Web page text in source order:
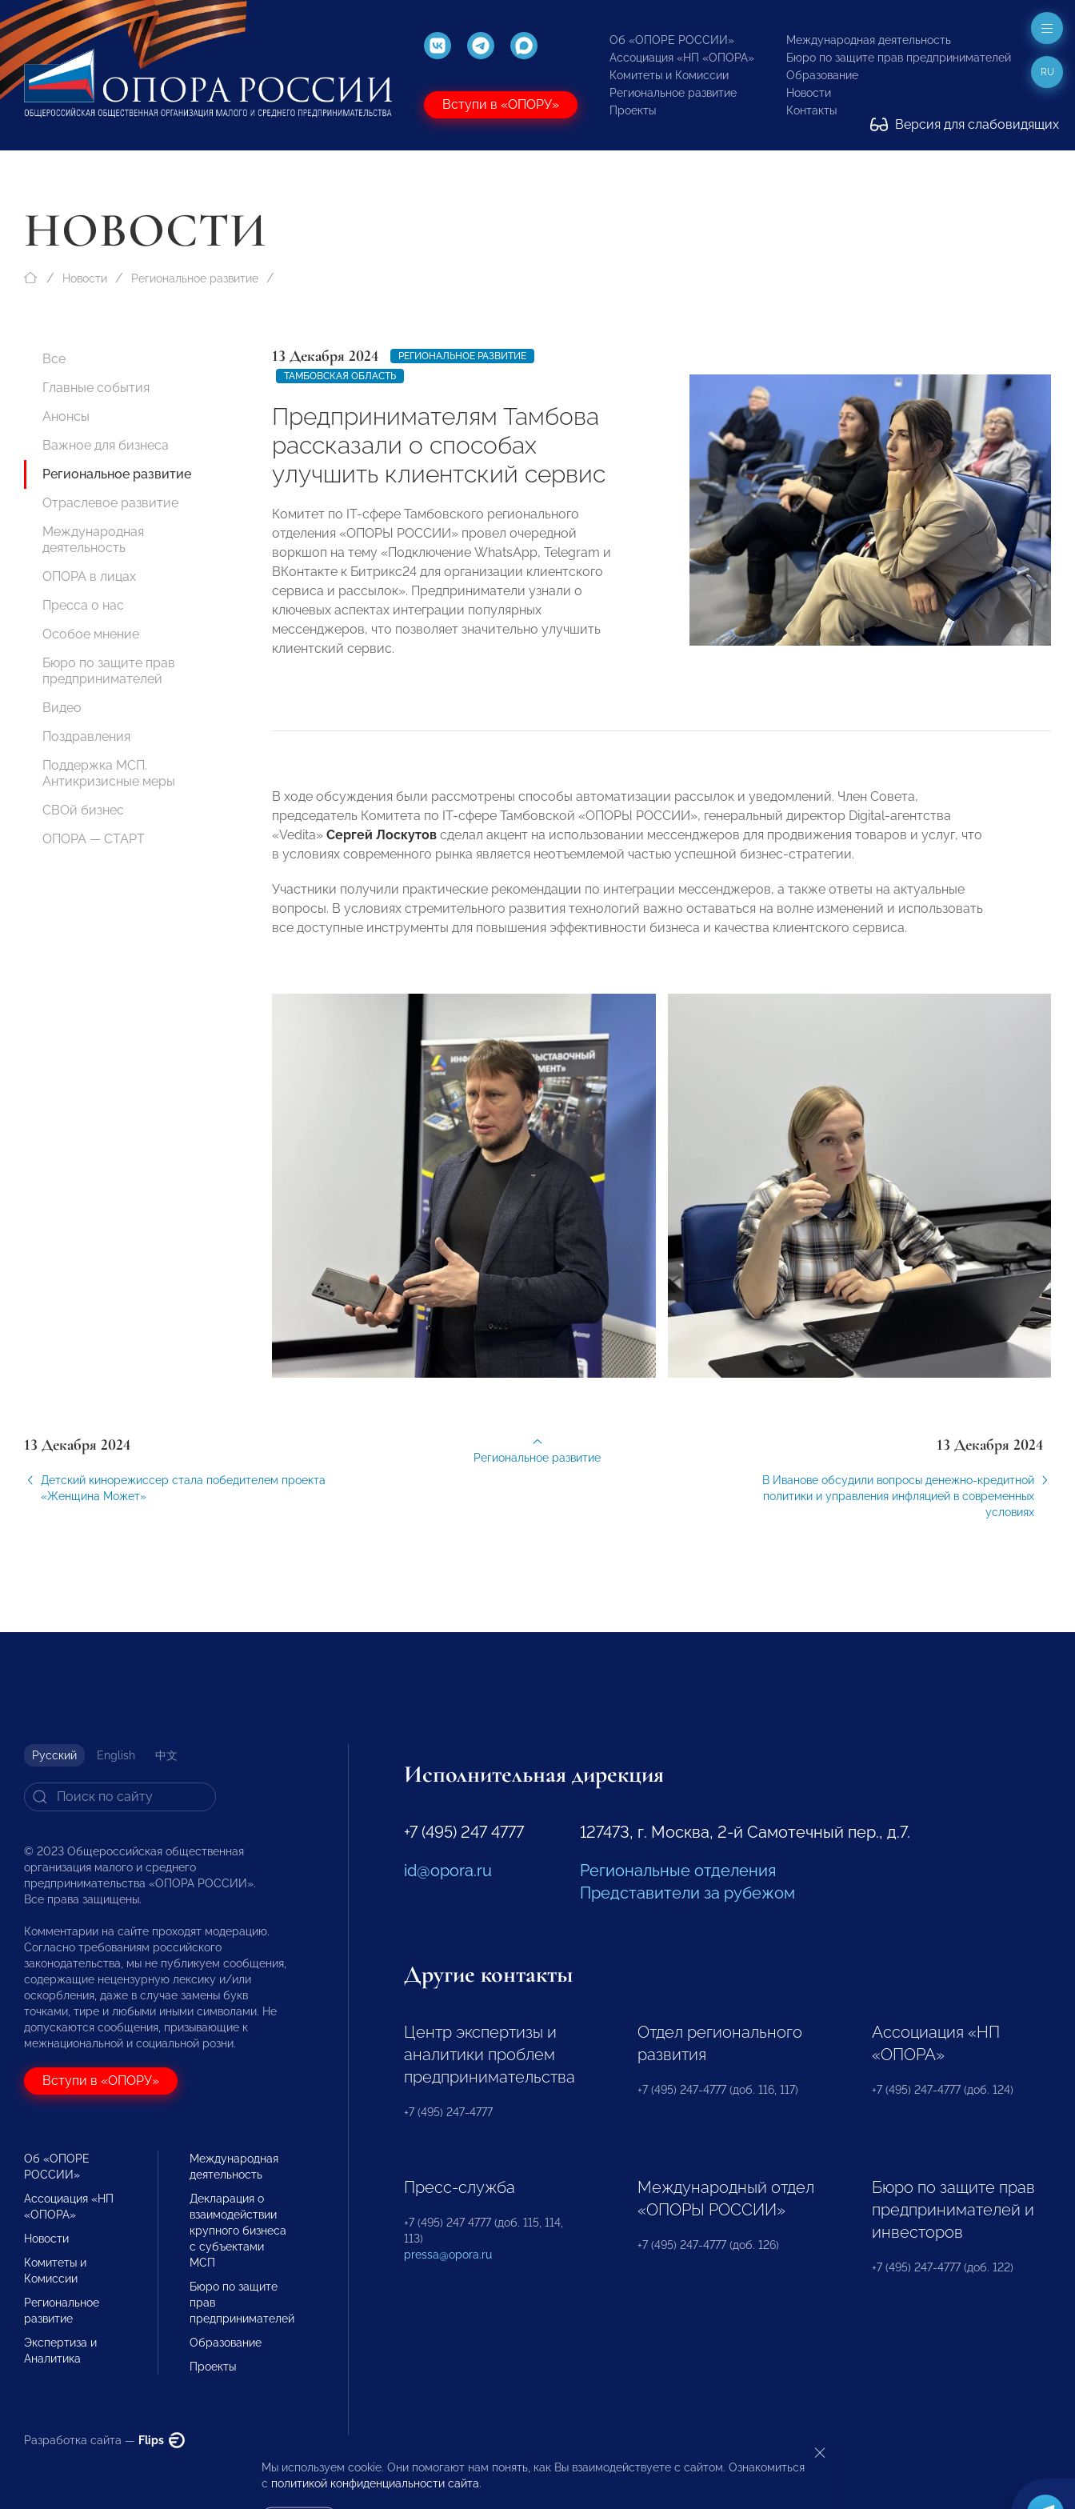
Вступи в «ОПОРУ»
Об «ОПОРЕ РОССИИ»
Ассоциация «НП «ОПОРА»
Комитеты и Комиссии
Региональное развитие
Проекты
Международная деятельность
Бюро по защите прав предпринимателей
Образование
Новости
Контакты
Версия для слабовидящих
RU
НОВОСТИ
Новости Региональное развитие
Все
Главные события
Анонсы
Важное для бизнеса
Региональное развитие
Отраслевое развитие
Международная
деятельность
ОПОРА в лицах
Пресса о нас
Особое мнение
Бюро по защите прав
предпринимателей
Видео
Поздравления
Поддержка МСП.
Антикризисные меры
СВОй бизнес
ОПОРА — СТАРТ
13 Декабря 2024
РЕГИОНАЛЬНОЕ РАЗВИТИЕ
ТАМБОВСКАЯ ОБЛАСТЬ
Предпринимателям Тамбова
рассказали о способах
улучшить клиентский сервис
Комитет по IT-сфере Тамбовского регионального
отделения «ОПОРЫ РОССИИ» провел очередной
воркшоп на тему «Подключение WhatsApp, Telegram и
ВКонтакте к Битрикс24 для организации клиентского
сервиса и рассылок». Предприниматели узнали о
ключевых аспектах интеграции популярных
мессенджеров, что позволяет значительно улучшить
клиентский сервис.
В ходе обсуждения были рассмотрены способы автоматизации рассылок и уведомлений. Член Совета,
председатель Комитета по IT-сфере Тамбовской «ОПОРЫ РОССИИ», генеральный директор Digital-агентства
«Vedita» Сергей Лоскутов сделал акцент на использовании мессенджеров для продвижения товаров и услуг, что
в условиях современного рынка является неотъемлемой частью успешной бизнес-стратегии.
Участники получили практические рекомендации по интеграции мессенджеров, а также ответы на актуальные
вопросы. В условиях стремительного развития технологий важно оставаться на волне изменений и использовать
все доступные инструменты для повышения эффективности бизнеса и качества клиентского сервиса.
13 Декабря 2024
Детский кинорежиссер стала победителем проекта
«Женщина Может»
13 Декабря 2024
В Иванове обсудили вопросы денежно-кредитной
политики и управления инфляцией в современных
условиях
Региональное развитие
Русский English 中文
© 2023 Общероссийская общественная
организация малого и среднего
предпринимательства «ОПОРА РОССИИ».
Все права защищены.
Комментарии на сайте проходят модерацию.
Согласно требованиям российского
законодательства, мы не публикуем сообщения,
содержащие нецензурную лексику и/или
оскорбления, даже в случае замены букв
точками, тире и любыми иными символами. Не
допускаются сообщения, призывающие к
межнациональной и социальной розни.
Вступи в «ОПОРУ»
Об «ОПОРЕ
РОССИИ»
Ассоциация «НП
«ОПОРА»
Новости
Комитеты и
Комиссии
Региональное
развитие
Экспертиза и
Аналитика
Международная
деятельность
Декларация о
взаимодействии
крупного бизнеса
с субъектами
МСП
Бюро по защите
прав
предпринимателей
Образование
Проекты
Разработка сайта — Flips
Исполнительная дирекция
+7 (495) 247 4777
id@opora.ru
127473, г. Москва, 2-й Самотечный пер., д.7.
Региональные отделения
Представители за рубежом
Другие контакты
Центр экспертизы и
аналитики проблем
предпринимательства
+7 (495) 247-4777
Отдел регионального
развития
+7 (495) 247-4777 (доб. 116, 117)
Ассоциация «НП
«ОПОРА»
+7 (495) 247-4777 (доб. 124)
Пресс-служба
+7 (495) 247 4777 (доб. 115, 114,
113)
pressa@opora.ru
Международный отдел
«ОПОРЫ РОССИИ»
+7 (495) 247-4777 (доб. 126)
Бюро по защите прав
предпринимателей и
инвесторов
+7 (495) 247-4777 (доб. 122)
Мы используем cookie. Они помогают нам понять, как Вы взаимодействуете с сайтом. Ознакомиться
с политикой конфиденциальности сайта.